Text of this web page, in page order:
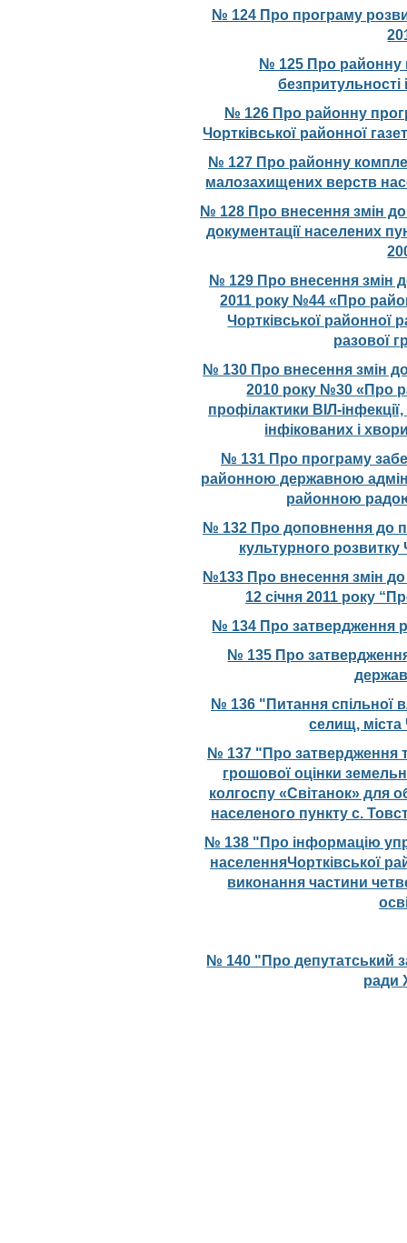
№ 124 Про програму
№ 125 Про районну
безпритульності
№ 126 Про районну
Чортківської районної
№ 127 Про районну
малозахищених верств
№ 128 Про внесення змін до
документації населених
№ 129 Про внесення змін
2011 року №44 «Про
Чортківської районної
разової
№ 130 Про внесення змін
2010 року №30 «Про
профілактики ВІЛ-
інфікованих і
№ 131 Про програму
районною державною
районною
№ 132 Про доповнення до
культурного розвитку
№133 Про внесення змін до
12 січня 2011 року
№ 134 Про затвердження
№ 135 Про
№ 136 "Питання спільної
селищ, міста
№ 137 "Про затвердження
грошової оцінки
колгоспу «Світанок» для
населеного пункту с.
№ 138 "Про інформацію
населенняЧортківської
виконання частини
№ 140 "Про депутатський
ради